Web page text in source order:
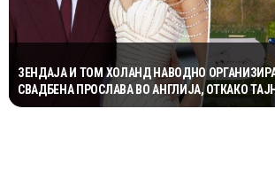
ЗЕНДАЈА И ТОМ ХОЛАНД НАВОДНО
СВАДБЕНА ПРОСЛАВА ВО АНГЛИЈА, ОТКАКО